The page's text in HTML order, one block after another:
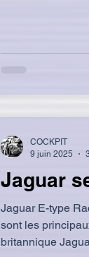
Jaguar
Jaguar E-type
sont les
britannique
COCKPIT
9 juin 2025